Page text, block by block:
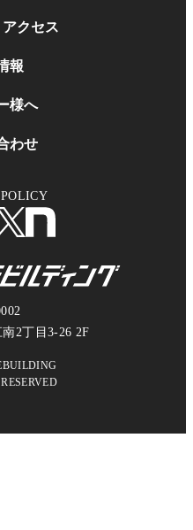
クセス
報
様へ
わせ
2丁目3-26 2F